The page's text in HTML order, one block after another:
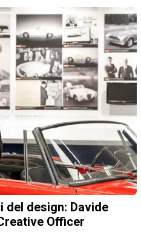
del design: Davide
Officer